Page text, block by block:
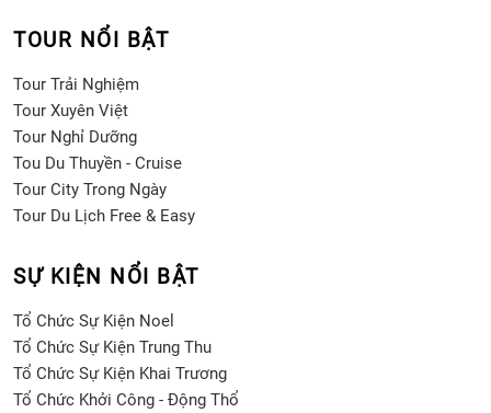
TOUR NỔI BẬT
Tour Trải Nghiệm
Tour Xuyên Việt
Tour Nghỉ Dưỡng
Tou Du Thuyền - Cruise
Tour City Trong Ngày
Tour Du Lịch Free & Easy
SỰ KIỆN NỔI BẬT
Tổ Chức Sự Kiện Noel
Tổ Chức Sự Kiện Trung Thu
Tổ Chức Sự Kiện Khai Trương
Tổ Chức Khởi Công - Động Thổ